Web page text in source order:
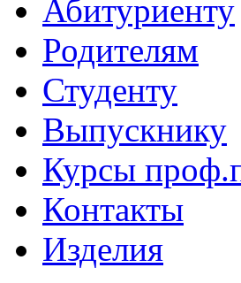
Абитуриенту
Родителям
Студенту
Выпускнику
Курсы
Контакты
Изделия